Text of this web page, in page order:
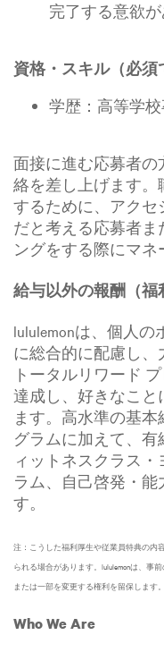
完了する意欲が
資格・スキル（必須
学歴：高等学校
面接に進む応募者
絡を差し上げます
するために、アク
だと考える応募者ま
ングをする際にマネ
給与以外の報酬（福
lululemonは、個人
に総合的に配慮し、
トータルリワード
達成し、好きなこ
ます。高水準の基
グラムに加えて、
ィットネスクラス
ラム、自己啓発・
す。
注：こうした福利厚生や従業員特典の内
られる場合があります。lululemonは、事
または一部を変更する権利を留保します。
Who We Are